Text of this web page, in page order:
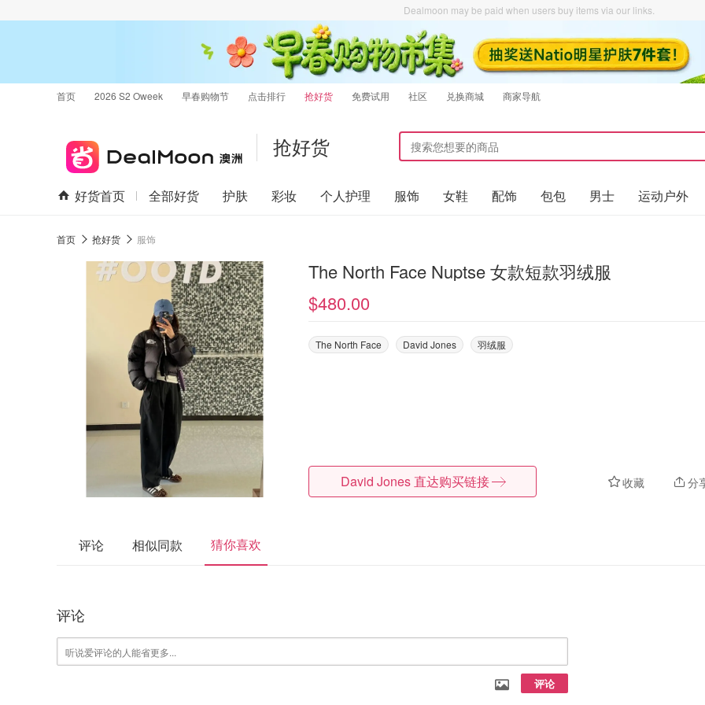
Dealmoon may be paid when users buy items via our links.
首页 2026 S2 Oweek 早春购物节 点击排行 抢好货 免费试用 社区 兑换商城 商家导航
抢好货
好货首页 全部好货 护肤 彩妆 个人护理 服饰 女鞋 配饰 包包 男士 运动户外
首页 抢好货 服饰
The North Face Nuptse 女款短款羽绒服
$480.00
The North Face David Jones 羽绒服
收藏 分
David Jones 直达购买链接
评论 相似同款 猜你喜欢
评论
评论